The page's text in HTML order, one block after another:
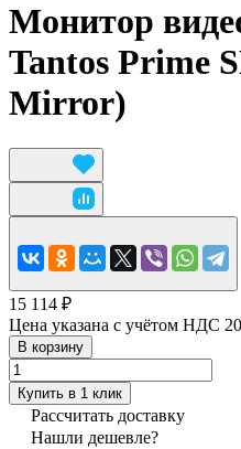
Монитор
Tantos Prime
Mirror)
15 114 ₽
Цена указана с учётом НДС
В корзину
Купить в 1 клик
Рассчитать доставку
Нашли дешевле?